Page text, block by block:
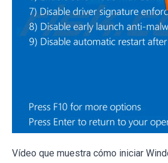
Vídeo que muestra cómo iniciar